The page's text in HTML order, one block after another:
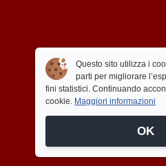
Questo sito utilizza i
parti per migliorare
fini statistici. Continuando
cookie. Maggiori informazioni
OK